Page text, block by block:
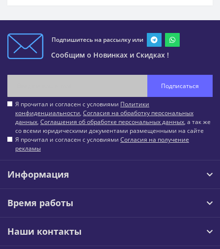
Подпишитесь на рассылку или
Сообщим о Новинках и Скидках !
Подписаться
Я прочитал и согласен с условиями Политики
конфиденциальности, Согласия на обработку персональных
данных, Соглашения об обработке персональных данных, а так же
со всеми юридическими документами размещенными на сайте
Я прочитал и согласен с условиями Согласия на получение
рекламы
Информация
Время работы
Наши контакты